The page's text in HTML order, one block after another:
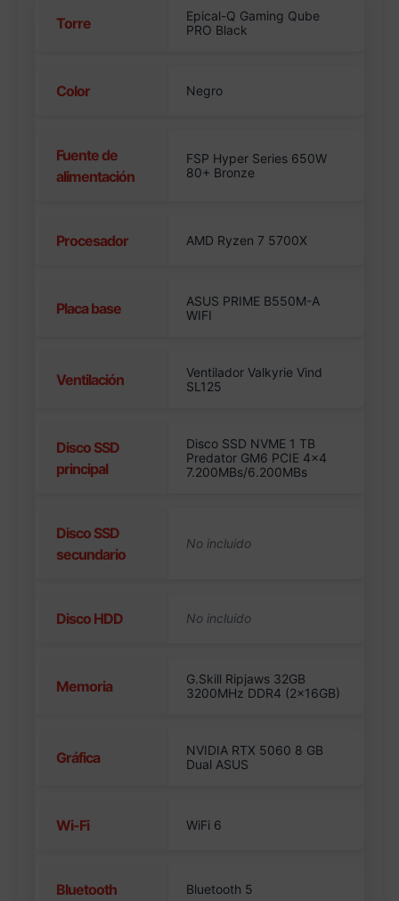
Torre
Epical-Q Gaming Qube
PRO Black
Color Negro
Fuente de
alimentación
FSP Hyper Series 650W
80+ Bronze
Procesador AMD Ryzen 7 5700X
Placa base
ASUS PRIME B550M-A
WIFI
Ventilación
Ventilador Valkyrie Vind
SL125
Disco SSD
principal
Disco SSD NVME 1 TB
Predator GM6 PCIE 4×4
7.200MBs/6.200MBs
Disco SSD
secundario
Disco HDD
Memoria
G.Skill Ripjaws 32GB
3200MHz DDR4 (2x16GB)
Gráfica
NVIDIA RTX 5060 8 GB
Dual ASUS
Wi-Fi WiFi 6
Bluetooth Bluetooth 5